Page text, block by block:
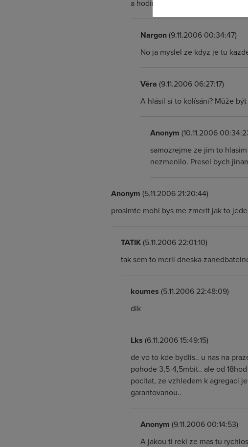
a hodim do koše.
Nargon(9.11.2006 00:34:47)
No ja myslel ze kdyz je tu
Věra (9.11.2006 06:27:17)
A hlásil si to kolísání? Může
Anonym (10.11.2006
samozrejme ze jim to
nezmenilo. Presel bych
Anonym (5.11.2006 21:20:44)
prosimte mohl bys me zmerit jak to
TATIK(5.11.2006 22:01:10)
tak sem to meril dneska
koumes (5.11.2006 22:48:09)
dik
Lks (6.11.2006 15:49:15)
de vo to kde bydlis.. u nas na
pohode 3,5-4,5mbit.. ale od
pocitat, ze vzhledem k agregaci
garantovanou..
Anonym (9.11.2006 00:14:53)
A jakou ti rekl ze mas tu